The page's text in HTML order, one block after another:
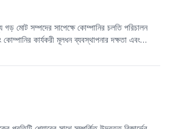
গড় মোট সম্পদের সাপেক্ষে কোম্পানির চলতি পরিচালন
কার্যকরী মূলধন ব্যবস্থাপনার দক্ষতা এবং
বাজারের চাহিদার পরিবর্তন বা সম্পদ ব্যবস্থাপনার দক্ষতা